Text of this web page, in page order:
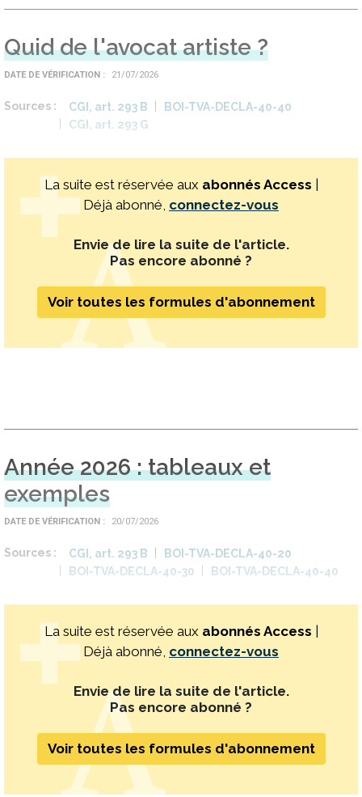
Quid de l'avocat artiste ?
DATE DE VÉRIFICATION 21/07/2026
Sources CGI, art. 293 B
BOI-TVA-DECLA-40-40
CGI, art. 293 G
La suite est réservée aux abonnés Access
Déjà abonné, connectez-vous
Envie de lire la suite de l'article.
Pas encore abonné ?
Voir toutes les formules d'abonnement
Année 2026 : tableaux et
exemples
DATE DE VÉRIFICATION 20/07/2026
Sources CGI, art. 293 B
BOI-TVA-DECLA-40-20
BOI-TVA-DECLA-40-30
BOI-TVA-DECLA-40-40
La suite est réservée aux abonnés Access
Déjà abonné, connectez-vous
Envie de lire la suite de l'article.
Pas encore abonné ?
Voir toutes les formules d'abonnement